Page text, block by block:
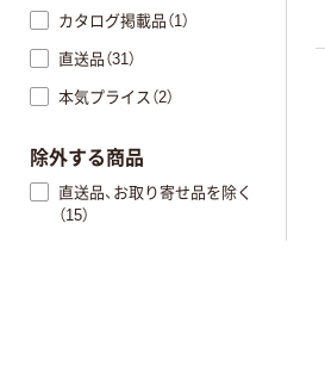
カタログ掲載品（1）
直送品（31）
本気プライス（2）
除外する商品
直送品、お取り寄せ品を除く
（15）